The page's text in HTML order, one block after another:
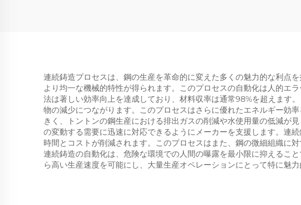
連続鋳造プロセスは、鋼の生産を革命的に変えた多くの魅力的な利点
より均一な機械的特性が得られます。このプロセスの自動化は人的エ
法は著しい効率向上を達成しており、材料収率は通常98%を超えます
物の減少につながります。このプロセスはさらに優れたエネルギー効
きく、トントンの鋼生産における排出ガスの削減や水使用量の低減が
の変動する需要に迅速に対応できるようにメーカーを支援します。連
時間とコストが削減されます。このプロセスはまた、鋼の微細組織に
連続鋳造の自動化は、危険な環境での人間の曝露を最小限に抑えるこ
ら高い生産速度を可能にし、大量生産オペレーションにとって特に魅力